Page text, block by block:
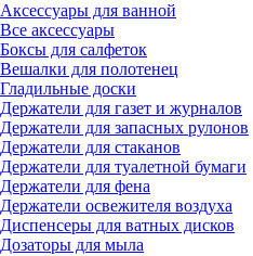
Аксессуары для ванной
Все аксессуары
Боксы для салфеток
Вешалки для полотенец
Гладильные доски
Держатели для газет и журналов
Держатели для запасных рулонов
Держатели для стаканов
Держатели для туалетной бумаги
Держатели для фена
Держатели освежителя воздуха
Диспенсеры для ватных дисков
Дозаторы для мыла